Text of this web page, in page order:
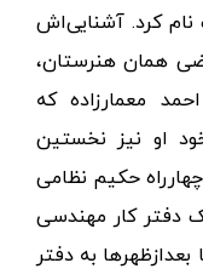
کرد. آشنایی‌اش
همان هنرستان،
معمارزاده که
او نیز نخستین
حکیم نظامی
دفتر کار مهندسی
به دفتر